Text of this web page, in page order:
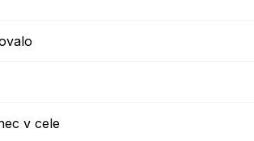
v cele